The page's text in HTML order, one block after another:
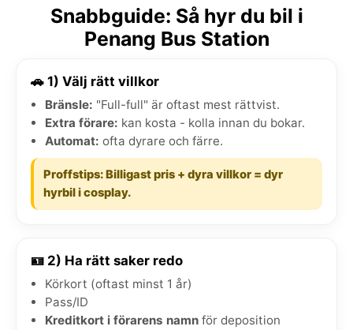
Snabbguide: Så hyr du bil i
Penang Bus Station
🚗 1) Välj rätt villkor
Bränsle: "Full-full" är oftast mest rättvist.
Extra förare: kan kosta - kolla innan du bokar.
Automat: ofta dyrare och färre.
Proffstips: Billigast pris + dyra villkor = dyr
hyrbil i cosplay.
🪪 2) Ha rätt saker redo
Körkort (oftast minst 1 år)
Pass/ID
Kreditkort i förarens namn för deposition